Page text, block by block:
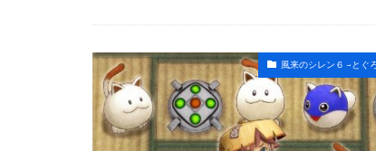
風来のシレン６ ~とぐ